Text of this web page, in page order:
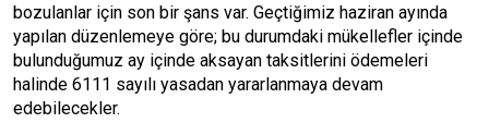
bozulanlar için son bir şans var. Geçtiğimiz haziran ayında
yapılan düzenlemeye göre; bu durumdaki mükellefler içinde
bulunduğumuz ay içinde aksayan taksitlerini ödemeleri
halinde 6111 sayılı yasadan yararlanmaya devam
edebilecekler.